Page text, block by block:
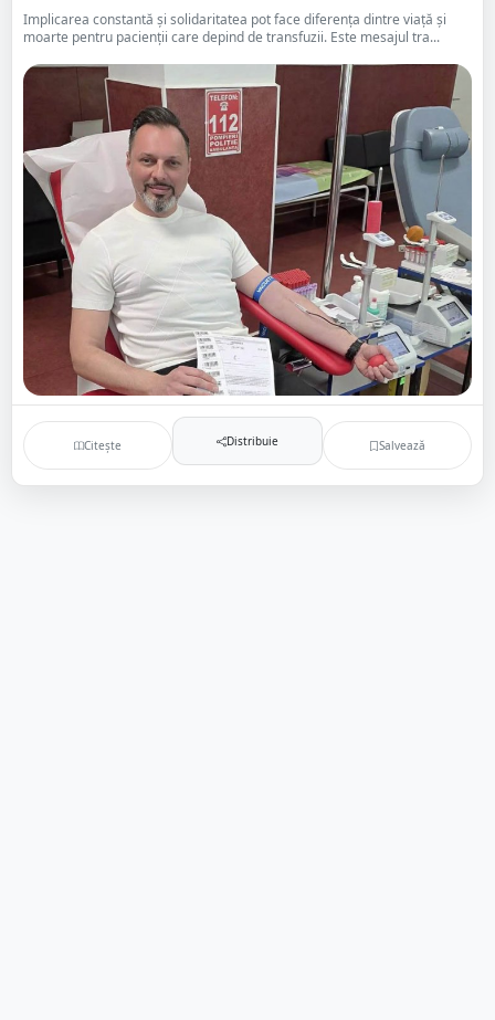
Implicarea constantă și solidaritatea pot face diferența dintre viață și
moarte pentru pacienții care depind de transfuzii. Este mesajul tra...
Citește Distribuie Salvează